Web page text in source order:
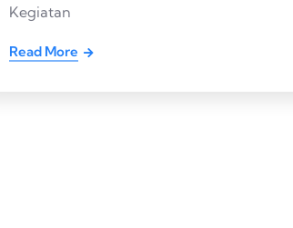
Kegiatan
Read More